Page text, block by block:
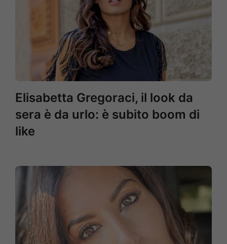
Elisabetta Gregoraci, il look da
sera è da urlo: è subito boom di
like